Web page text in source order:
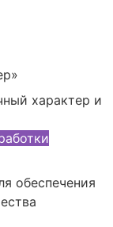
характер и
обеспечения